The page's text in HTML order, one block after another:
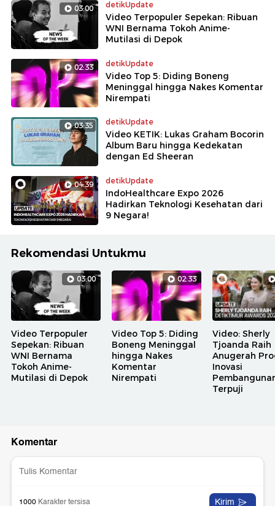
03:00 detikUpdate
Video Terpopuler Sepekan: Ribuan
WNI Bernama Tokoh Anime-
Mutilasi di Depok
02:33 detikUpdate
Video Top 5: Diding Boneng
Meninggal hingga Nakes Komentar
Nirempati
03:35 detikUpdate
Video KETIK: Lukas Graham Bocorin
Album Baru hingga Kedekatan
dengan Ed Sheeran
04:39 detikUpdate
IndoHealthcare Expo 2026
Hadirkan Teknologi Kesehatan dari
9 Negara!
Rekomendasi Untukmu
03:00
Video Terpopuler
Sepekan: Ribuan
WNI Bernama
Tokoh Anime-
Mutilasi di Depok
02:33
Video Top 5: Diding
Boneng Meninggal
hingga Nakes
Komentar
Nirempati
Video: Sherly
Tjoanda Raih
Anugerah
Inovasi
Terpuji